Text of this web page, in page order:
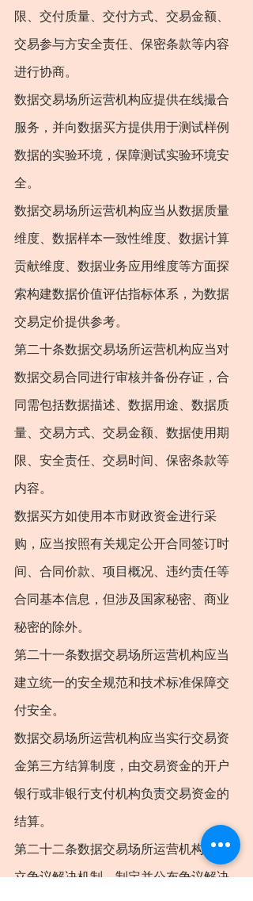
限、交付质量、交付方式、交易金额、
交易参与方安全责任、保密条款等内容
进行协商。
数据交易场所运营机构应提供在线撮合
服务，并向数据买方提供用于测试样例
数据的实验环境，保障测试实验环境安
全。
数据交易场所运营机构应当从数据质量
维度、数据样本一致性维度、数据计算
贡献维度、数据业务应用维度等方面探
索构建数据价值评估指标体系，为数据
交易定价提供参考。
第二十条数据交易场所运营机构应当对
数据交易合同进行审核并备份存证，合
同需包括数据描述、数据用途、数据质
量、交易方式、交易金额、数据使用期
限、安全责任、交易时间、保密条款等
内容。
数据买方如使用本市财政资金进行采
购，应当按照有关规定公开合同签订时
间、合同价款、项目概况、违约责任等
合同基本信息，但涉及国家秘密、商业
秘密的除外。
第二十一条数据交易场所运营机构应当
建立统一的安全规范和技术标准保障交
付安全。
数据交易场所运营机构应当实行交易资
金第三方结算制度，由交易资金的开户
银行或非银行支付机构负责交易资金的
结算。
第二十二条数据交易场所运营机构应建
立争议解决机制，制定并公布争议解决